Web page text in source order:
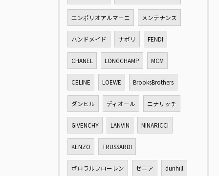
エンポリオアルマーニ メンテナンス
ハンドメイド ナポリ FENDI
CHANEL LONGCHAMP MCM
CELINE LOEWE BrooksBrothers
ダンヒル ディオール ニナリッチ
GIVENCHY LANVIN NINARICCI
KENZO TRUSSARDI
ポロラルフローレン ゼニア dunhill